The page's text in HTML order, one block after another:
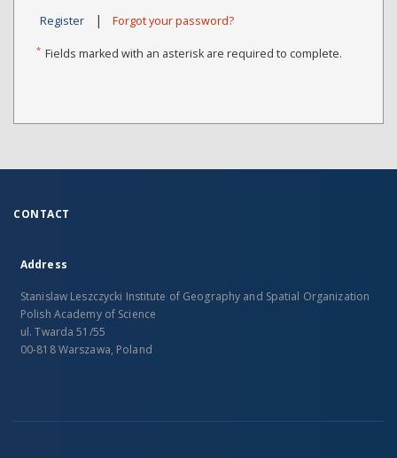
Register | Forgot your password?
* Fields marked with an asterisk are required to complete.
CONTACT
Address
Stanislaw Leszczycki Institute of Geography and Spatial Organization
Polish Academy of Science
ul. Twarda 51/55
00-818 Warszawa, Poland